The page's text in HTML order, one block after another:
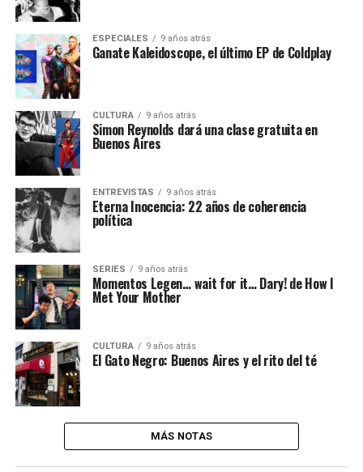
ESPECIALES 9 años atrás
Ganate Kaleidoscope, el último EP de Coldplay
CULTURA 9 años atrás
Simon Reynolds dará una clase gratuita en
Buenos Aires
ENTREVISTAS 9 años atrás
Eterna Inocencia: 22 años de coherencia
política
SERIES 9 años atrás
Momentos Legen… wait for it… Dary! de How I
Met Your Mother
CULTURA 9 años atrás
El Gato Negro: Buenos Aires y el rito del té
MÁS NOTAS